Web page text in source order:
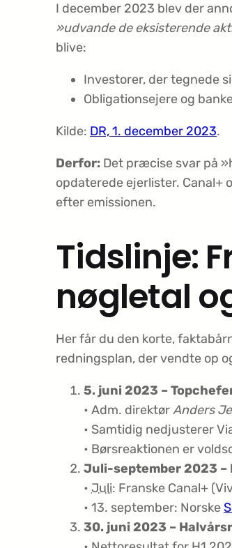
I december 2023 blev der
»udvande de eksisterende
blive:
Investorer, der tegnede
Obligationsejere og
Kilde: DR, 1. december 2023.
Derfor: Det præcise svar på
opdaterede ejerlister.
efter emissionen.
Tidslinje:
nøgletal
Her får du den korte,
redningsplan, der vendte op
5. juni 2023 –
• Adm. direktørAnders
• Samtidig nedjusterer
• Børsreaktionen er
Juli-september 2023 –
• Juli: Franske Canal+
• 13. september: Norske
30. juni 2023 –